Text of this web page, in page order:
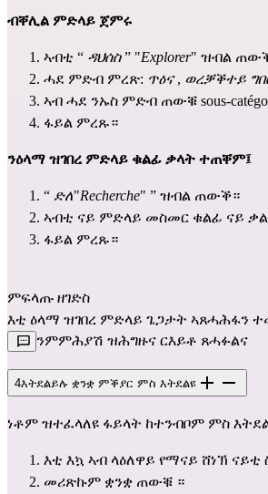
ብቐሊል ምድላይ ጀምሩ
ኣብቲ “ ዳህሰስ” "Explorer" ዝብል
ሓደ ምድብ ምረጽ: ጥዕና, ወረቓቕተይ
ኣብ ሓደ ንኡስ ምድብ ጠውቑ sous-
ፋይል ምረጹ።
ንዕላማ ዝገበረ ምድላይ ቁልፊ ቃላት ተጠቐም፤
“ ድለ"Recherche" ” ዝብል ጠውቕ።
ኣብቲ ናይ ምድላይ መስመር ቁልፊ ናይ ቃል
ፋይል ምረጹ።
ምፍላጡ ዘገድስ
እቲ ዕላማ ዝገበረ ምድላይ ጌጋታት ኣጸሓሕፋን
ንምምሕያሽ ዝሕግዙና ርእይቶ ጸሓፉልና
4 እትደልይሉ ቋንቋ ምቕያር ምስ እትደልዩ
ነቶም ዝተፈላለዩ ፋይላት ከተንብቦም ምስ
እቲ እኳ ኣብ ላዕለዋይ የማናይ ሸነኽ
መሪጽኩም ቋንቋ ጠውቑ ።